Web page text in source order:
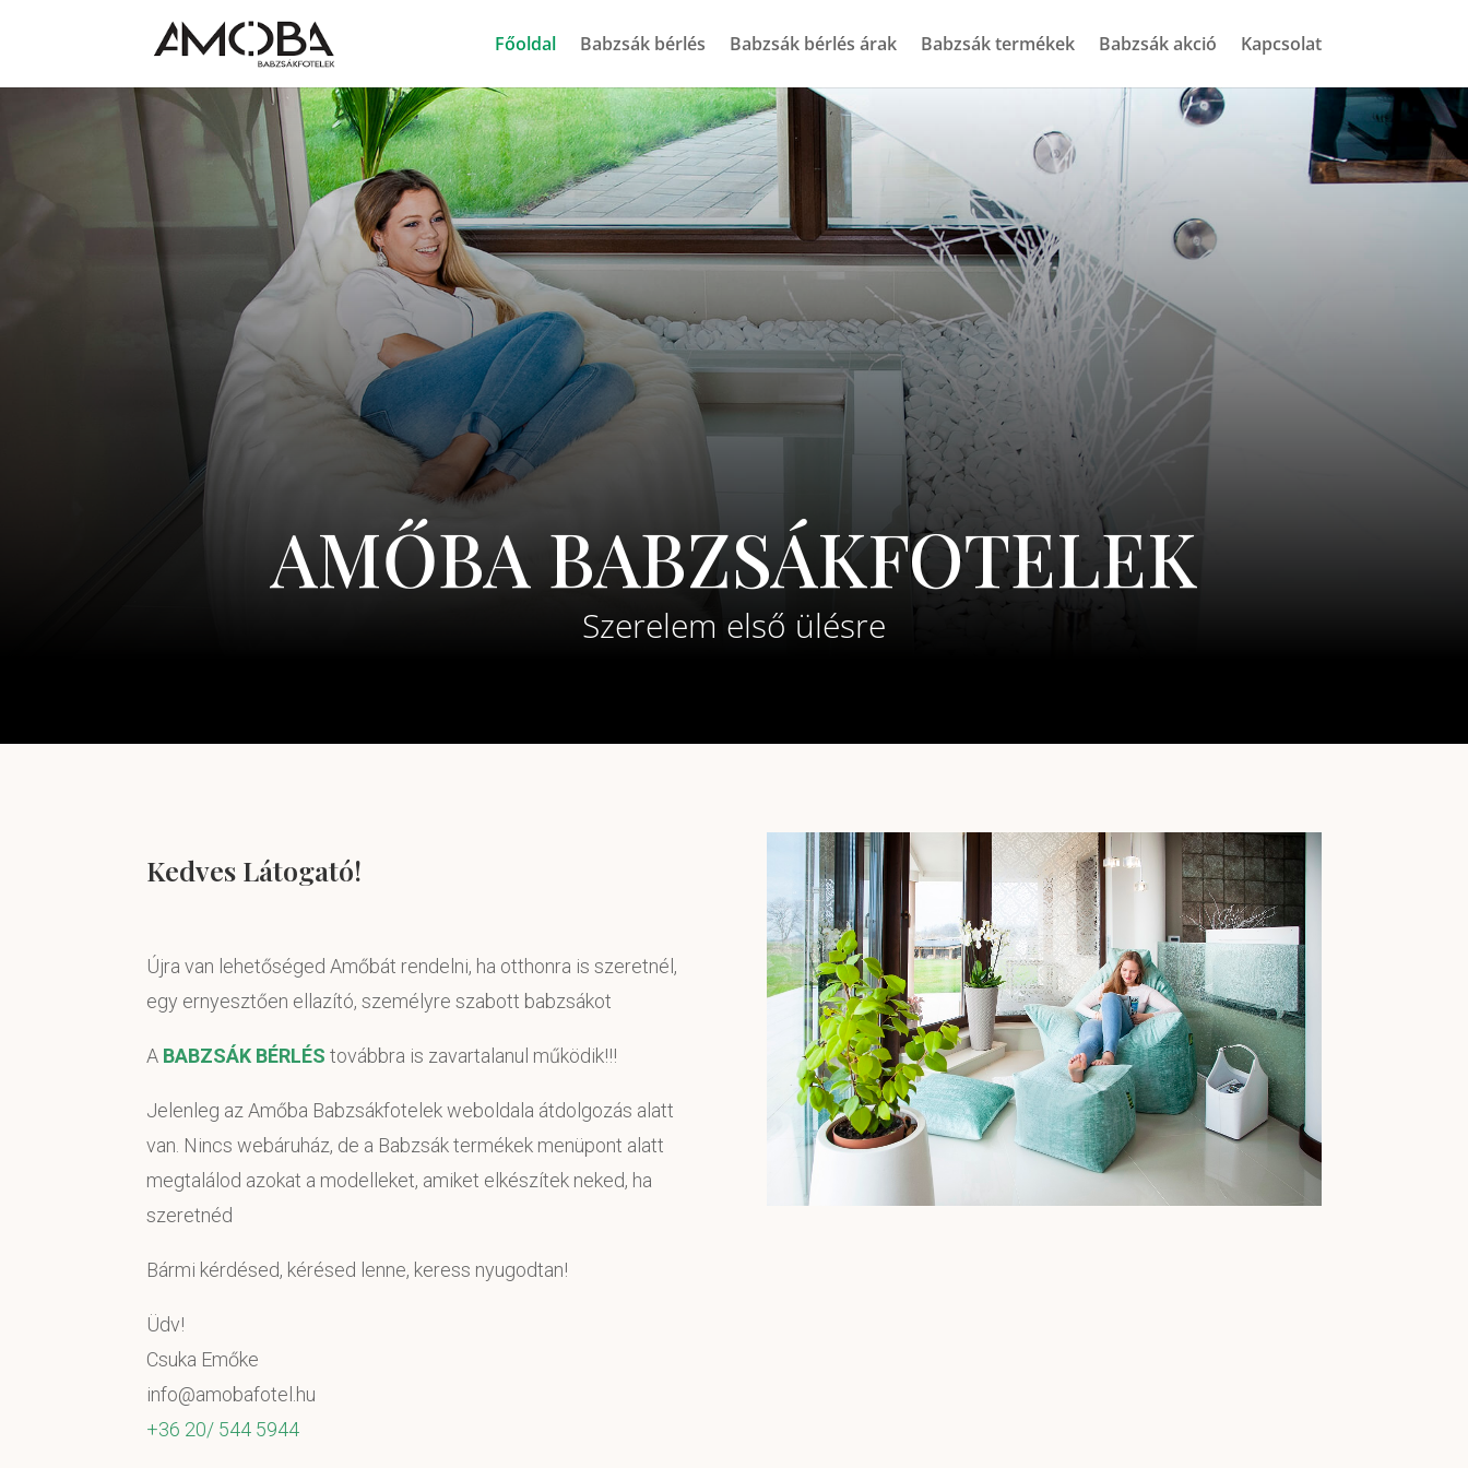
Főoldal Babzsák bérlés Babzsák bérlés árak Babzsák termékek Babzsák akció Kapcsolat
AMŐBA BABZSÁKFOTELEK
Szerelem első ülésre
Kedves Látogató!
Újra van lehetőséged Amőbát rendelni, ha otthonra is szeretnél,
egy ernyesztően ellazító, személyre szabott babzsákot
A BABZSÁK BÉRLÉS továbbra is zavartalanul működik!!!
Jelenleg az Amőba Babzsákfotelek weboldala átdolgozás alatt
van. Nincs webáruház, de a Babzsák termékek menüpont alatt
megtalálod azokat a modelleket, amiket elkészítek neked, ha
szeretnéd
Bármi kérdésed, kérésed lenne, keress nyugodtan!
Üdv!
Csuka Emőke
info@amobafotel.hu
+36 20/ 544 5944